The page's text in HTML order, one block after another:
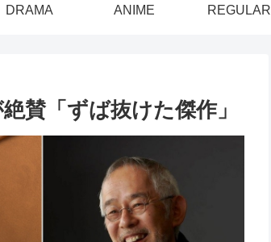
DRAMA ANIME REGULAR
賛「ずば抜けた傑作」